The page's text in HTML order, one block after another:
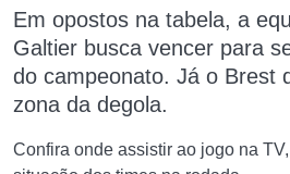
Em opostos na tabela, a
Galtier busca vencer para
do campeonato. Já o Brest
zona da degola.
Confira onde assistir ao jogo na